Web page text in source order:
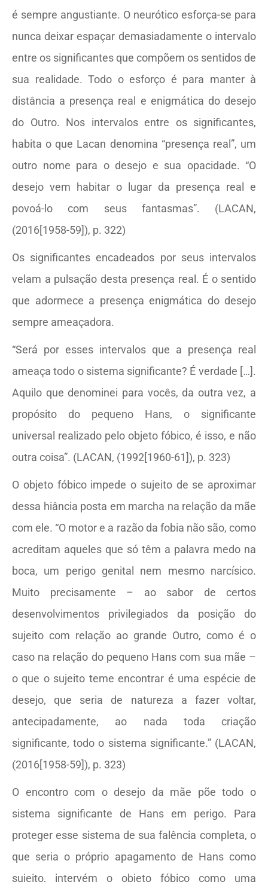
é sempre angustiante. O neurótico esforça-se para
nunca deixar espaçar demasiadamente o intervalo
entre os significantes que compõem os sentidos de
sua realidade. Todo o esforço é para manter à
distância a presença real e enigmática do desejo
do Outro. Nos intervalos entre os significantes,
habita o que Lacan denomina “presença real”, um
outro nome para o desejo e sua opacidade. “O
desejo vem habitar o lugar da presença real e
povoá-lo com seus fantasmas”. (LACAN,
(2016[1958-59]), p. 322)
Os significantes encadeados por seus intervalos
velam a pulsação desta presença real. É o sentido
que adormece a presença enigmática do desejo
sempre ameaçadora.
“Será por esses intervalos que a presença real
ameaça todo o sistema significante? É verdade […].
Aquilo que denominei para vocês, da outra vez, a
propósito do pequeno Hans, o significante
universal realizado pelo objeto fóbico, é isso, e não
outra coisa”. (LACAN, (1992[1960-61]), p. 323)
O objeto fóbico impede o sujeito de se aproximar
dessa hiância posta em marcha na relação da mãe
com ele. “O motor e a razão da fobia não são, como
acreditam aqueles que só têm a palavra medo na
boca, um perigo genital nem mesmo narcísico.
Muito precisamente – ao sabor de certos
desenvolvimentos privilegiados da posição do
sujeito com relação ao grande Outro, como é o
caso na relação do pequeno Hans com sua mãe –
o que o sujeito teme encontrar é uma espécie de
desejo, que seria de natureza a fazer voltar,
antecipadamente, ao nada toda criação
significante, todo o sistema significante.” (LACAN,
(2016[1958-59]), p. 323)
O encontro com o desejo da mãe põe todo o
sistema significante de Hans em perigo. Para
proteger esse sistema de sua falência completa, o
que seria o próprio apagamento de Hans como
sujeito, intervém o objeto fóbico como uma